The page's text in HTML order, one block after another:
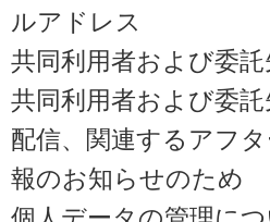
ルアドレス
共同利用者および委
共同利用者および委
配信、関連するアフ
報のお知らせのため